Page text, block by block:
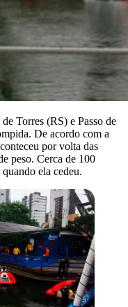
Torres (RS) e Passo de
De acordo com a
por volta das
peso. Cerca de 100
ela cedeu.